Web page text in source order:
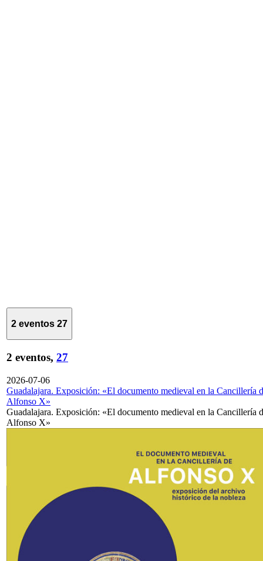
2 eventos 27
2 eventos, 27
2026-07-06
Guadalajara. Exposición: «El documento medieval en la Cancillería
Alfonso X»
Guadalajara. Exposición: «El documento medieval en la Cancillería
Alfonso X»